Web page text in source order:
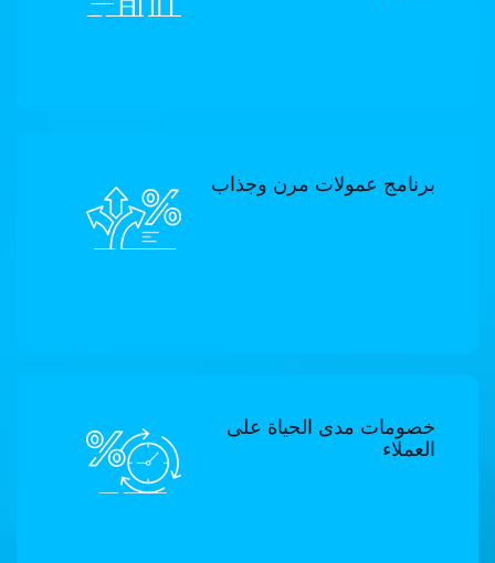
برنامج عمولات مرن وجذاب
خصومات مدى الحياة على
العملاء